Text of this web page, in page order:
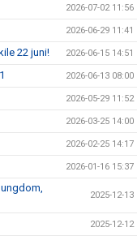
2026-07-02 11:56
2026-06-29 11:41
22 juni! 2026-06-15 14:51
2026-06-13 08:00
2026-05-29 11:52
2026-03-25 14:00
2026-02-25 14:17
2026-01-16 15:37
2025-12-13
2025-12-12